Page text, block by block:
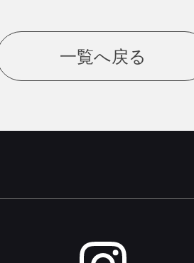
一覧へ戻る